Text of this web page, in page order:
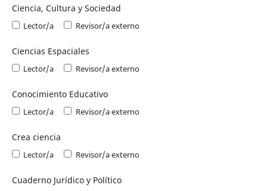
Ciencia, Cultura y Sociedad
Lector/a Revisor/a externo
Ciencias Espaciales
Lector/a Revisor/a externo
Conocimiento Educativo
Lector/a Revisor/a externo
Crea ciencia
Lector/a Revisor/a externo
Cuaderno Jurídico y Político